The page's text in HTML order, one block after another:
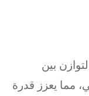
بين
مما يعزز قدرة